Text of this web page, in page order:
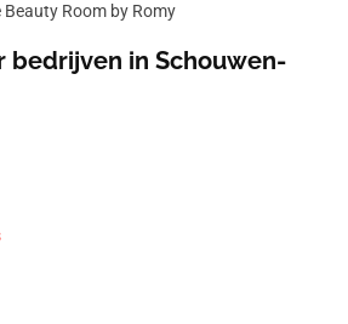
Beauty Room by Romy
bedrijven in Schouwen-